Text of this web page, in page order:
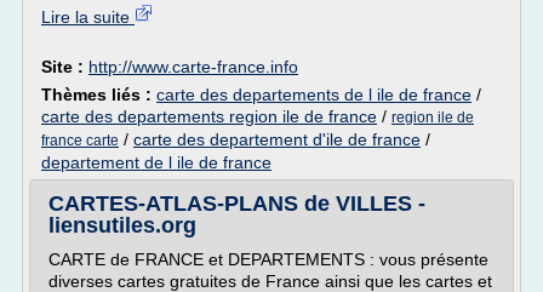
Lire la suite
Site : http://www.carte-france.info
Thèmes liés : carte des departements de l ile de france /
carte des departements region ile de france / region ile de
france carte / carte des departement d'ile de france /
departement de l ile de france
CARTES-ATLAS-PLANS de VILLES -
liensutiles.org
CARTE de FRANCE et DEPARTEMENTS : vous présente
diverses cartes gratuites de France ainsi que les cartes et